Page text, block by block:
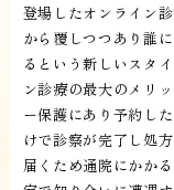
登場したオンライン
から覆しつつあり誰
るという新しいスタ
ン診療の最大のメリ
ー保護にあり予約し
けで診察が完了し処
届くため通院にかか